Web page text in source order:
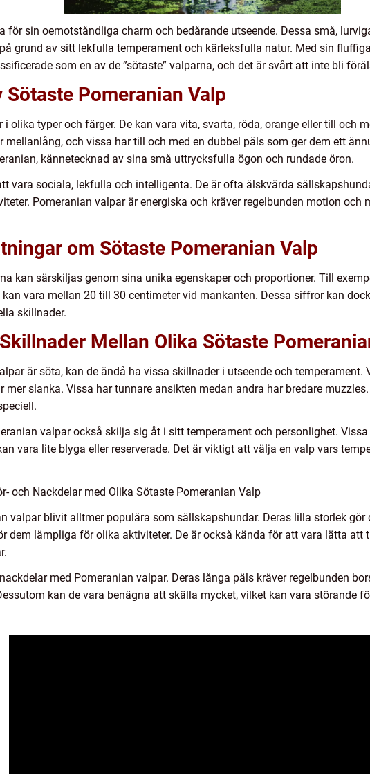
för sin oemotståndliga charm och bedårande utseende. Dessa små,
grund av sitt lekfulla temperament och kärleksfulla natur. Med sin
som en av de ”sötaste” valparna, och det är svårt att inte bli
Pomeranian Valp
olika typer och färger. De kan vara vita, svarta, röda, orange eller till och
mellanlång, och vissa har till och med en dubbel päls som ger dem ett
kännetecknad av sina små uttrycksfulla ögon och rundade öron.
vara sociala, lekfulla och intelligenta. De är ofta älskvärda
Pomeranian valpar är energiska och kräver regelbunden motion och
om Sötaste Pomeranian Valp
kan särskiljas genom sina unika egenskaper och proportioner. Till
vara mellan 20 till 30 centimeter vid mankanten. Dessa siffror kan
skillnader.
Mellan Olika Sötaste
är söta, kan de ändå ha vissa skillnader i utseende och temperament.
mer slanka. Vissa har tunnare ansikten medan andra har bredare
valpar också skilja sig åt i sitt temperament och personlighet.
vara lite blyga eller reserverade. Det är viktigt att välja en valp vars
och Nackdelar med Olika Sötaste Pomeranian Valp
valpar blivit alltmer populära som sällskapshundar. Deras lilla storlek
dem lämpliga för olika aktiviteter. De är också kända för att vara lätta att
med Pomeranian valpar. Deras långa päls kräver regelbunden
kan de vara benägna att skälla mycket, vilket kan vara störande